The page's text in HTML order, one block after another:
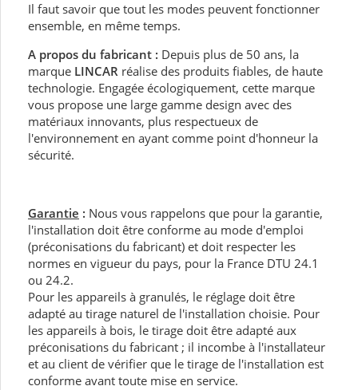
Il faut savoir que tout les modes peuvent fonctionner
ensemble, en même temps.
A propos du fabricant : Depuis plus de 50 ans, la
marque LINCAR réalise des produits fiables, de haute
technologie. Engagée écologiquement, cette marque
vous propose une large gamme design avec des
matériaux innovants, plus respectueux de
l'environnement en ayant comme point d'honneur la
sécurité.
Garantie : Nous vous rappelons que pour la garantie,
l'installation doit être conforme au mode d'emploi
(préconisations du fabricant) et doit respecter les
normes en vigueur du pays, pour la France DTU 24.1
ou 24.2.
Pour les appareils à granulés, le réglage doit être
adapté au tirage naturel de l'installation choisie. Pour
les appareils à bois, le tirage doit être adapté aux
préconisations du fabricant ; il incombe à l'installateur
et au client de vérifier que le tirage de l'installation est
conforme avant toute mise en service.